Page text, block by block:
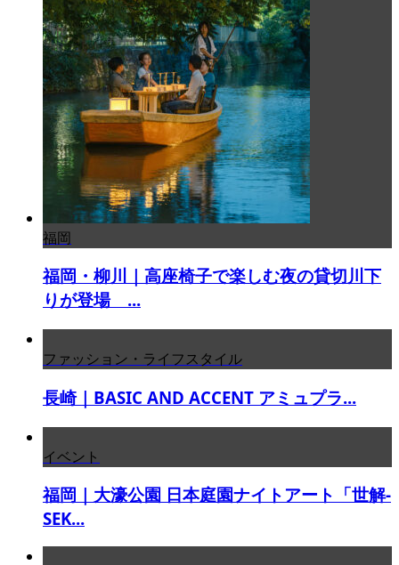
福岡
福岡・柳川｜高座椅子で楽しむ夜の貸切川下
りが登場 ...
ファッション・ライフスタイル
長崎｜BASIC AND ACCENT アミュプラ...
イベント
福岡｜大濠公園 日本庭園ナイトアート「世解-
SEK...